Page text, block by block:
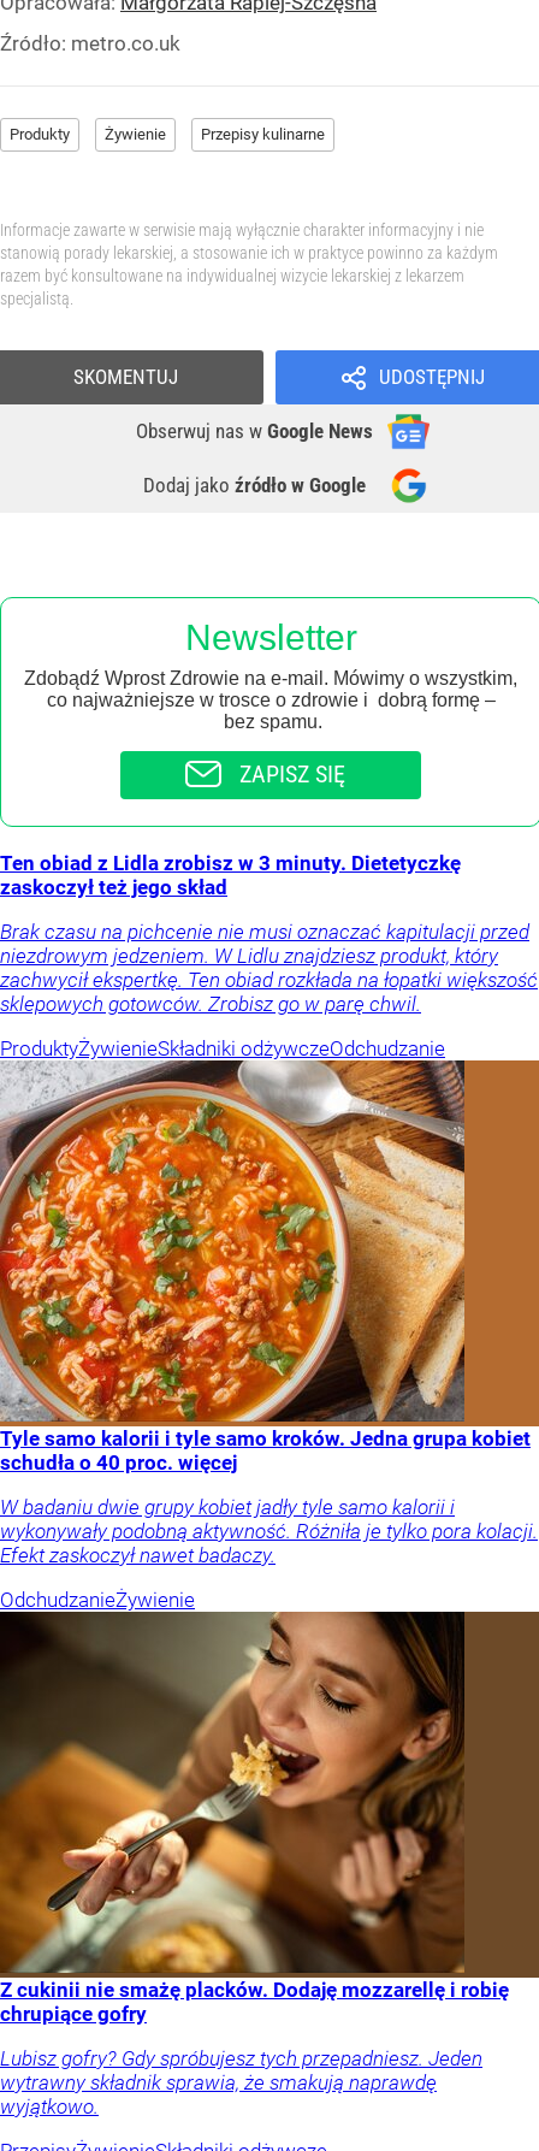
Źródło: metro.co.uk
Produkty Żywienie Przepisy kulinarne
Informacje zawarte w serwisie mają wyłącznie charakter informacyjny i nie
stanowią porady lekarskiej, a stosowanie ich w praktyce powinno za każdym
razem być konsultowane na indywidualnej wizycie lekarskiej z lekarzem
specjalistą.
UDOSTĘPNIJ
Obserwuj nas w Google News
Dodaj jako źródło w Google
SKOMENTUJ
Newsletter
Zdobądź Wprost Zdrowie na e-mail. Mówimy o wszystkim,
co najważniejsze w trosce o zdrowie i dobrą formę –
bez spamu.
ZAPISZ SIĘ
Ten obiad z Lidla zrobisz w 3 minuty. Dietetyczkę
zaskoczył też jego skład
Brak czasu na pichcenie nie musi oznaczać kapitulacji przed
niezdrowym jedzeniem. W Lidlu znajdziesz produkt, który
zachwycił ekspertkę. Ten obiad rozkłada na łopatki większość
sklepowych gotowców. Zrobisz go w parę chwil.
ProduktyŻywienieSkładniki odżywczeOdchudzanie
Tyle samo kalorii i tyle samo kroków. Jedna grupa kobiet
schudła o 40 proc. więcej
W badaniu dwie grupy kobiet jadły tyle samo kalorii i
wykonywały podobną aktywność. Różniła je tylko pora kolacji.
Efekt zaskoczył nawet badaczy.
OdchudzanieŻywienie
Z cukinii nie smażę placków. Dodaję mozzarellę i robię
chrupiące gofry
Lubisz gofry? Gdy spróbujesz tych przepadniesz. Jeden
wytrawny składnik sprawia, że smakują naprawdę
wyjątkowo.